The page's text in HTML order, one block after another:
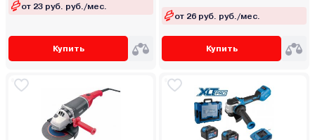
от 23 руб. руб./мес.
Купить
от 26 руб. руб./мес.
Купить